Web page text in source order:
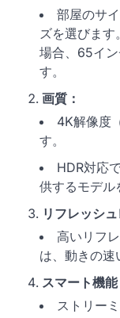
部屋のサ
ズを選びま
場合、65イ
す。
画質：
4K解像度
す。
HDR対応
供するモデル
リフレッシュ
高いリフ
は、動きの速
スマート機能
ストリー